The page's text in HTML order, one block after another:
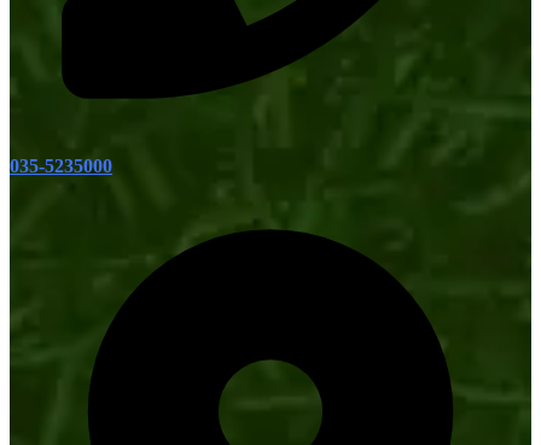
035-5235000